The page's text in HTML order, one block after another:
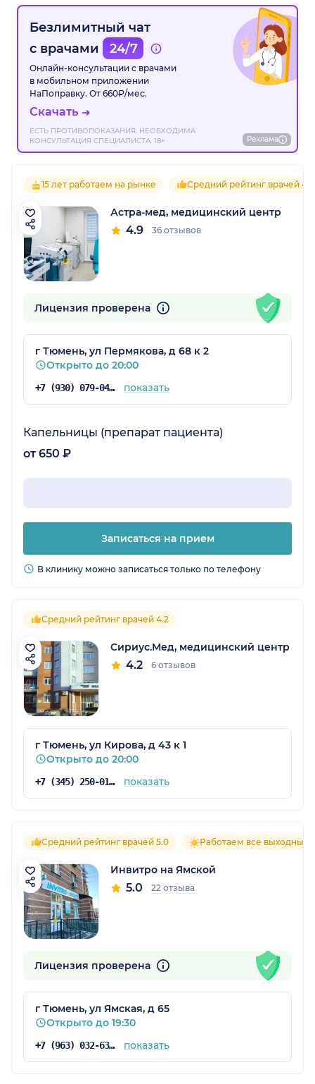
Безлимитный чат
с врачами
24/7
Онлайн-консультации с врачами
в мобильном приложении
НаПоправку. От 660₽/мес.
Скачать
ЕСТЬ ПРОТИВОПОКАЗАНИЯ. НЕОБХОДИМА
КОНСУЛЬТАЦИЯ СПЕЦИАЛИСТА. 18+
Реклама
15 лет работаем на рынке Средний рейтинг врачей 4.9
Астра-мед, медицинский центр
4.9 36 отзывов
Лицензия проверена
г Тюмень, ул Пермякова, д 68 к 2
Открыто до 20:00
+7 (930) 079-04-90 показать
Капельницы (препарат пациента)
от 650 ₽
Записаться на прием
В клинику можно записаться только по телефону
Средний рейтинг врачей 4.2
Сириус.Мед, медицинский центр
4.2 6 отзывов
г Тюмень, ул Кирова, д 43 к 1
Открыто до 20:00
+7 (345) 250-01-64 показать
Средний рейтинг врачей 5.0 Работаем все выходные
Инвитро на Ямской
5.0 22 отзыва
Лицензия проверена
г Тюмень, ул Ямская, д 65
Открыто до 19:30
+7 (963) 032-63-92 показать